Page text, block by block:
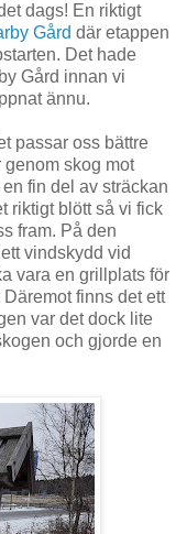
dags! En riktigt
Gård där etappen
Det hade
Gård innan vi
ännu.
passar oss bättre
skog mot
fin del av sträckan
riktigt blött så vi fick
fram. På den
vindskydd vid
vara en grillplats för
finns det ett
var det dock lite
och gjorde en